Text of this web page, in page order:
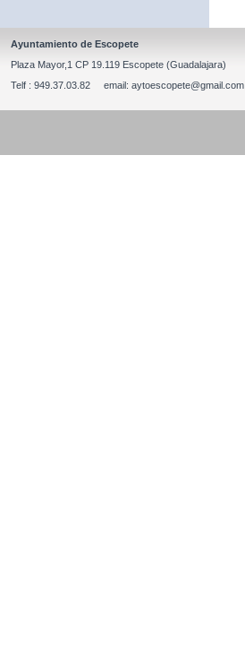
Ayuntamiento de Escopete
Plaza Mayor,1 CP 19.119 Escopete (Guadalajara)
Telf : 949.37.03.82 email: aytoescopete@gmail.com